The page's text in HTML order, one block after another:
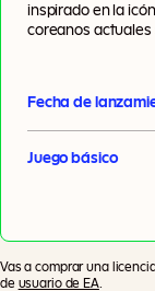
inspirado en la
coreanos actuales
Fecha de
Juego básico
Vas a comprar una
de usuario de EA.